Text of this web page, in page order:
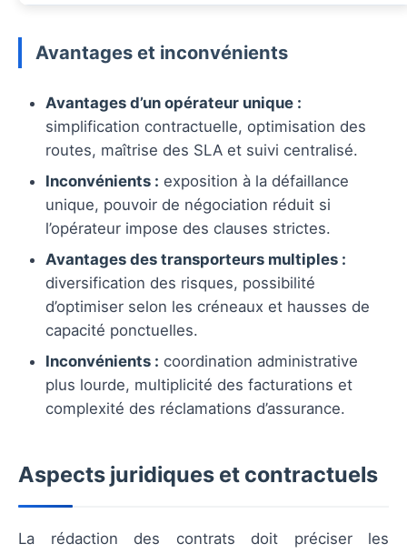
Avantages et inconvénients
Avantages d’un opérateur unique :
simplification contractuelle, optimisation des
routes, maîtrise des SLA et suivi centralisé.
Inconvénients : exposition à la défaillance
unique, pouvoir de négociation réduit si
l’opérateur impose des clauses strictes.
Avantages des transporteurs multiples :
diversification des risques, possibilité
d’optimiser selon les créneaux et hausses de
capacité ponctuelles.
Inconvénients : coordination administrative
plus lourde, multiplicité des facturations et
complexité des réclamations d’assurance.
Aspects juridiques et contractuels
La rédaction des contrats doit préciser les